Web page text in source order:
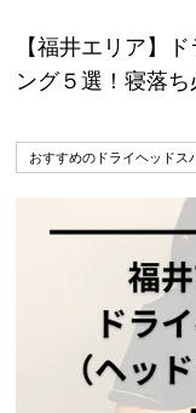
【福井エリア】
ング５選！寝落ち
おすすめのドライヘッドス